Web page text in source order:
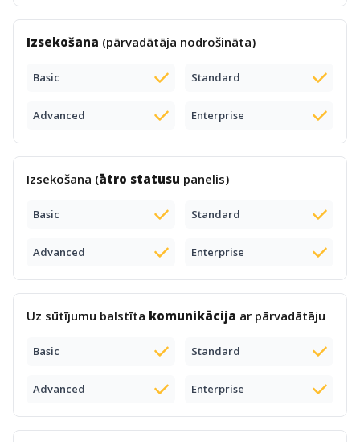
Izsekošana (pārvadātāja nodrošināta)
Basic Standard
Advanced Enterprise
Izsekošana (ātro statusu panelis)
Basic Standard
Advanced Enterprise
Uz sūtījumu balstīta komunikācija ar pārvadātāju
Basic Standard
Advanced Enterprise